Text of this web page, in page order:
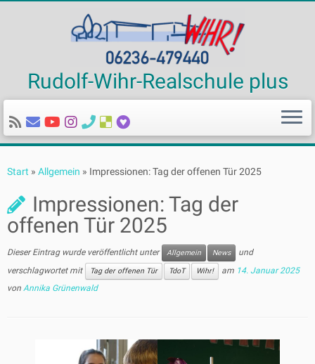
Inhalt
Rudolf-Wihr-Realschule plus
Start » Allgemein » Impressionen: Tag der offenen Tür 2025
Impressionen: Tag der
offenen Tür 2025
Dieser Eintrag wurde veröffentlicht unter Allgemein News
und
verschlagwortet mit
Tag der offenen Tür TdoT Wihr! am 14. Januar 2025
von Annika Grünenwald